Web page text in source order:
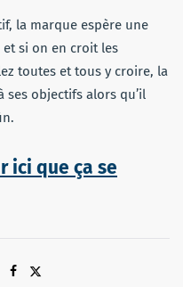
la marque espère une
et si on en croit les
toutes et tous y croire, la
ses objectifs alors qu’il
ici que ça se